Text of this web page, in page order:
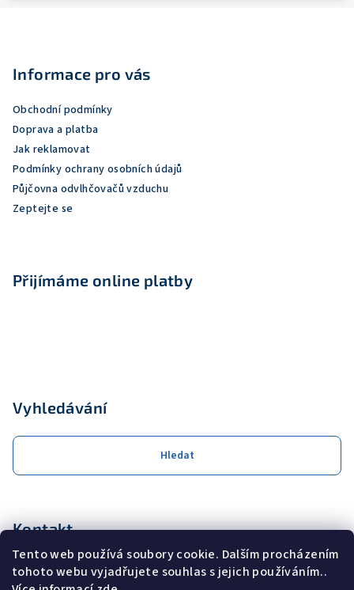
Tento web používá soubory cookie. Dalším procházením
tohoto webu vyjadřujete souhlas s jejich používáním..
Informace pro vás
Obchodní podmínky
Doprava a platba
Jak reklamovat
Podmínky ochrany osobních údajů
Půjčovna odvlhčovačů vzduchu
Zeptejte se
Přijímáme online platby
Vyhledávání
Hledat
Kontakt
obchod
coolservis.cz
+420608231000